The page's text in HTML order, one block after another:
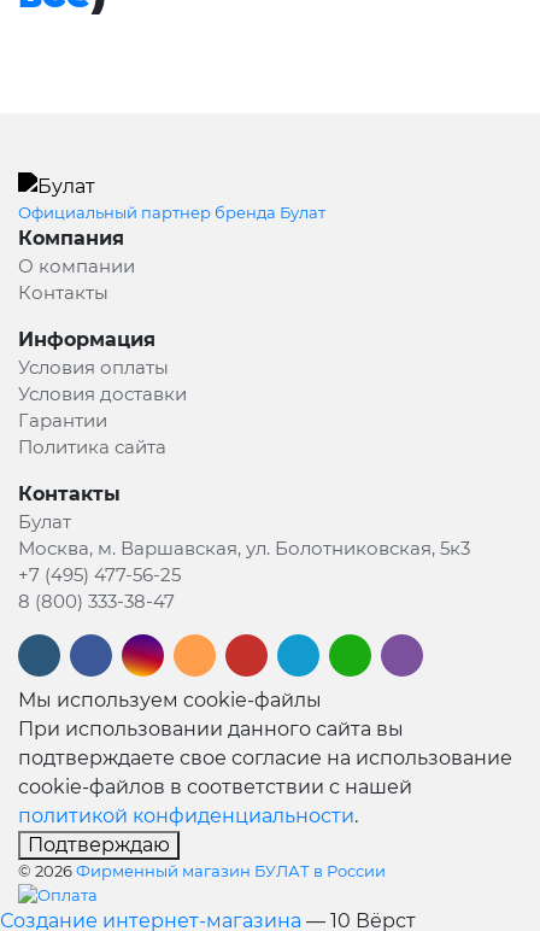
Официальный партнер бренда Булат
Компания
О компании
Контакты
Информация
Условия оплаты
Условия доставки
Гарантии
Политика сайта
Контакты
Булат
Москва, м. Варшавская, ул. Болотниковская, 5к3
+7 (495) 477-56-25
8 (800) 333-38-47
Мы используем cookie-файлы
При использовании данного сайта вы
подтверждаете свое согласие на использование
cookie-файлов в соответствии с нашей
политикой конфиденциальности.
Подтверждаю
© 2026Фирменный магазин БУЛАТ в России
Создание интернет-магазина — 10 Вёрст